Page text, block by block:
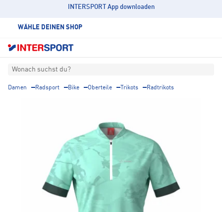
INTERSPORT App downloaden
WÄHLE DEINEN SHOP
Wonach suchst du?
Damen Radsport Bike Oberteile Trikots Radtrikots